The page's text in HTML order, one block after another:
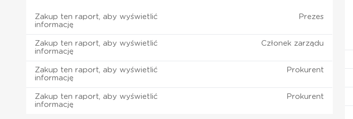
Zakup ten raport, aby wyświetlić
informację
Prezes
Zakup ten raport, aby wyświetlić
informację
Członek zarządu
Zakup ten raport, aby wyświetlić
informację
Prokurent
Zakup ten raport, aby wyświetlić
informację
Prokurent